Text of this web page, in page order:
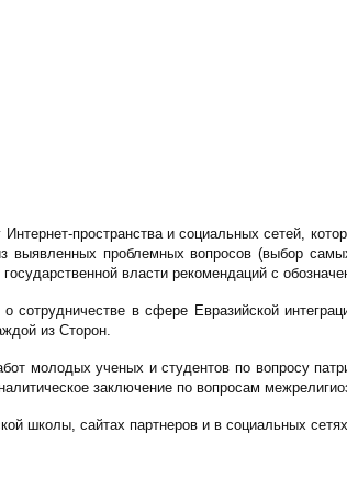
пространства и социальных сетей,
выявленных проблемных вопросов (выбор
власти рекомендаций с
сотрудничестве в сфере Евразийской
из Сторон.
молодых ученых и студентов по вопросу
заключение по вопросам
школы, сайтах партнеров и в социальных